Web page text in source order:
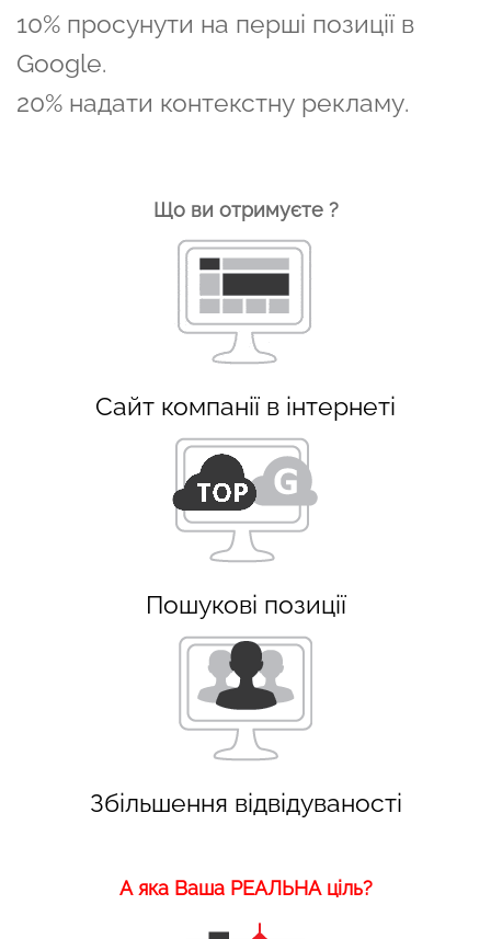
10% просунути на перші позиції в
Google.
20% надати контекстну рекламу.
Що ви отримуєте ?
Сайт компанії в інтернеті
Пошукові позиції
Збільшення відвідуваності
А яка Ваша РЕАЛЬНА ціль?